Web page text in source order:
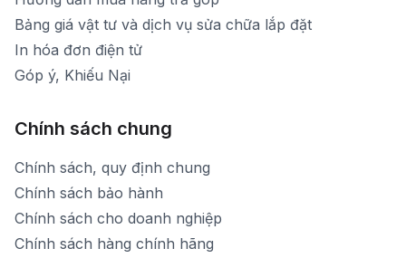
Bảng giá vật tư và dịch vụ sửa chữa lắp đặt
In hóa đơn điện tử
Góp ý, Khiếu Nại
Chính sách chung
Chính sách, quy định chung
Chính sách bảo hành
Chính sách cho doanh nghiệp
Chính sách hàng chính hãng